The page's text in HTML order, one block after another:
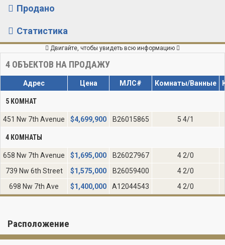
Продано
Статистика
Двигайте, чтобы увидеть всю информацию
4 ОБЪЕКТОВ НА ПРОДАЖУ
Адрес Цена МЛС# Комнаты/Ванные
5 КОМНАТ
451 Nw 7th Avenue $4,699,900 B26015865 5 4/1
4 КОМНАТЫ
658 Nw 7th Avenue $1,695,000 B26027967
4 2/0
739 Nw 6th Street
$1,575,000 B26059400
4 2/0
698 Nw 7th Ave
$1,400,000 A12044543 4 2/0
Расположение